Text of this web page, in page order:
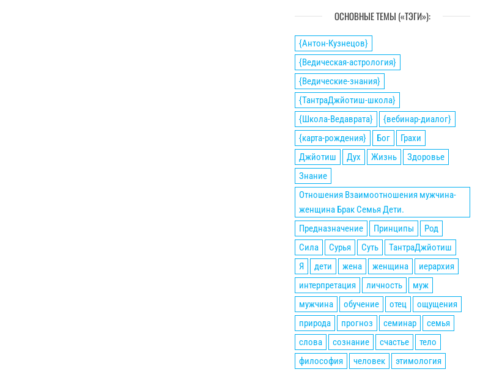
ОСНОВНЫЕ ТЕМЫ («ТЭГИ»):
{Антон-Кузнецов}
{Ведическая-астрология}
{Ведические-знания}
{ТантраДжйотиш-школа}
{Школа-Ведаврата}
{вебинар-диалог}
{карта-рождения}
Бог
Грахи
Джйотиш
Дух Жизнь
Здоровье
Знание
Отношения Взаимоотношения мужчина-
женщина Брак Семья Дети.
Предназначение
Принципы
Род
Сила
Сурья Суть
ТантраДжйотиш
Я
дети жена женщина
иерархия
интерпретация
личность
муж
мужчина
обучение отец
ощущения
природа
прогноз семинар
семья
слова
сознание счастье
тело
философия
человек этимология